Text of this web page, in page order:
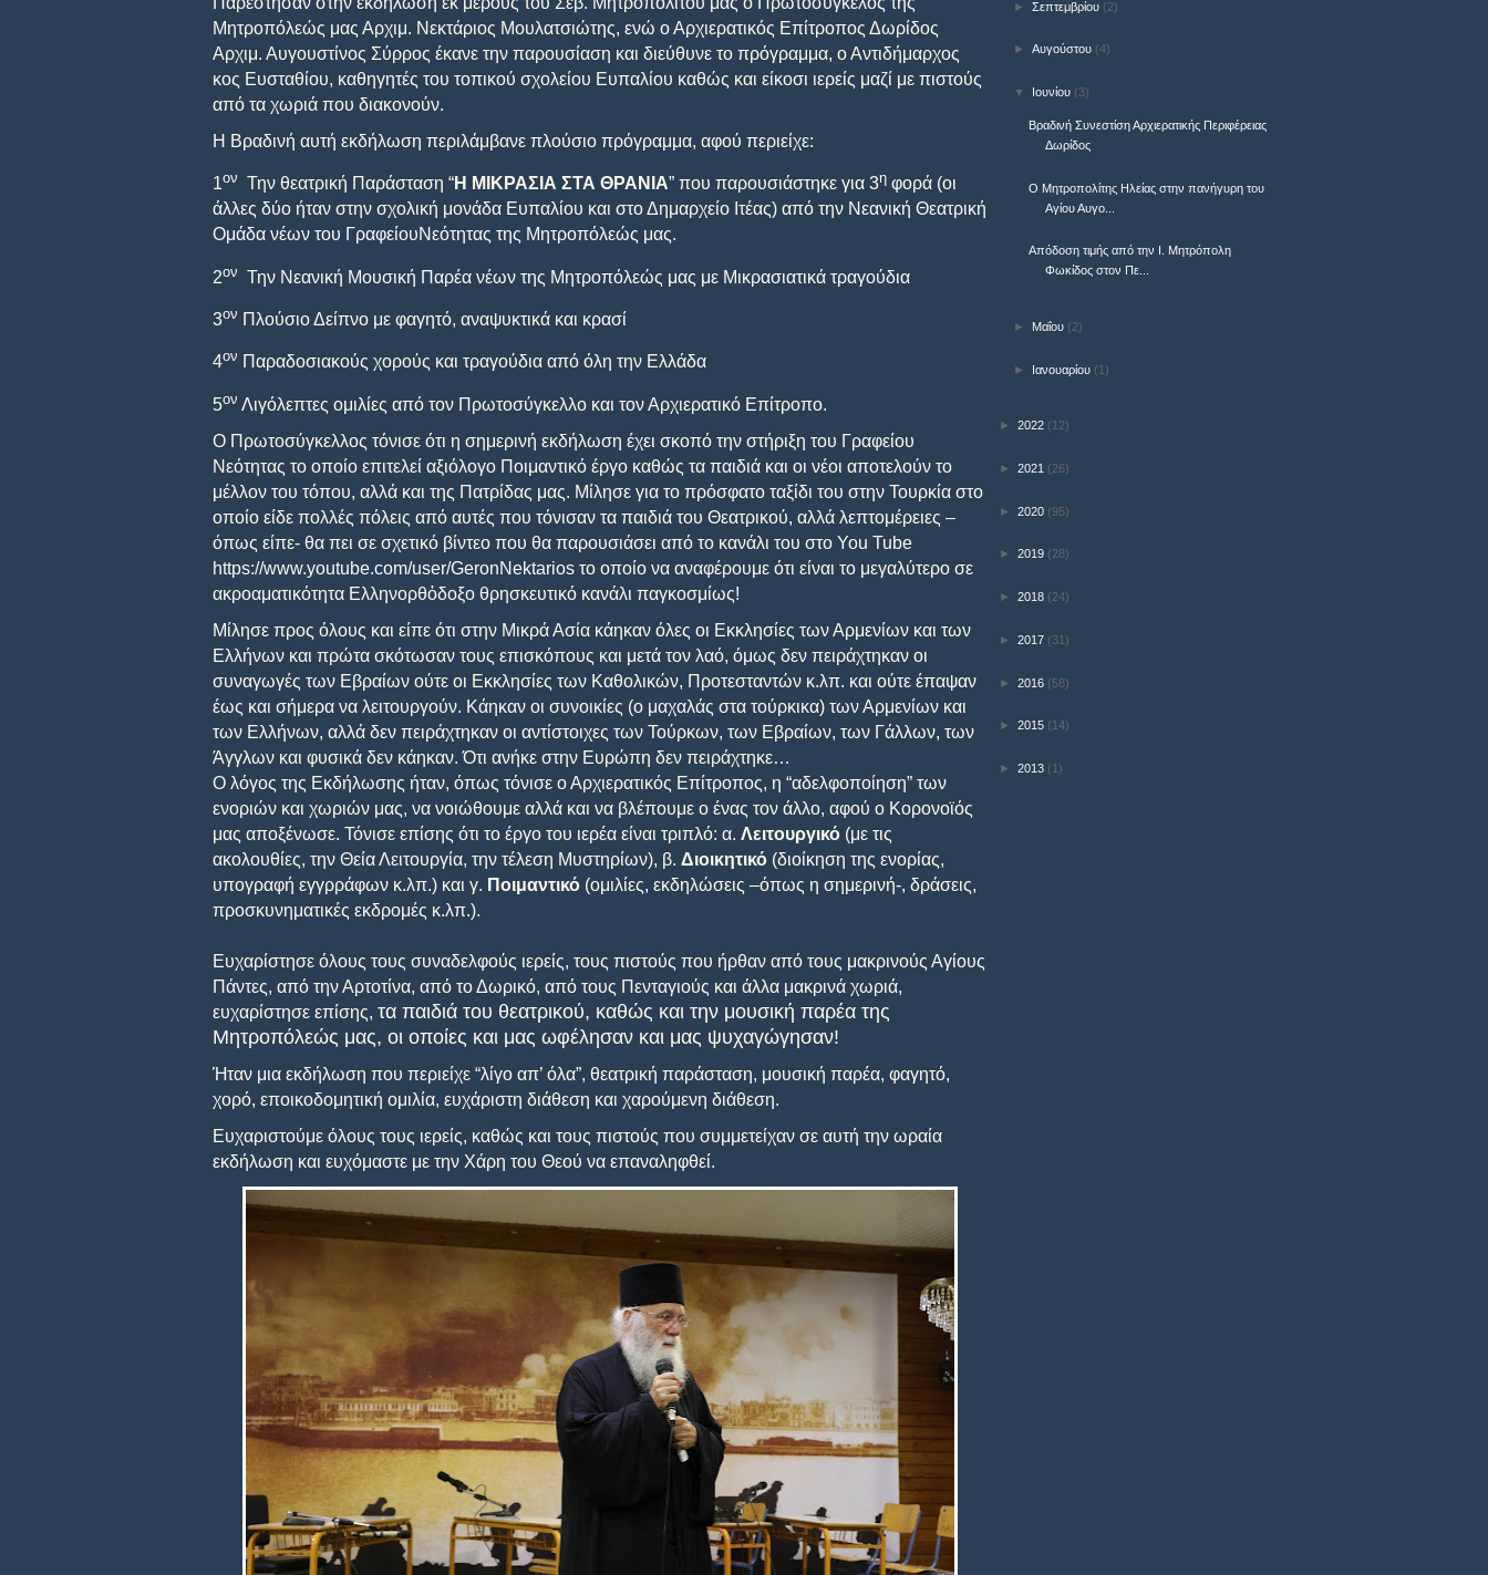
Μητροπόλεώς μας Αρχιμ. Νεκτάριος Μουλατσιώτης, ενώ ο Αρχιερατικός Επίτροπος Δωρίδος
Αρχιμ. Αυγουστίνος Σύρρος έκανε την παρουσίαση και διεύθυνε το πρόγραμμα, ο Αντιδήμαρχος
κος Ευσταθίου, καθηγητές του τοπικού σχολείου Ευπαλίου καθώς και είκοσι ιερείς μαζί με πιστούς
από τα χωριά που διακονούν.
Η Βραδινή αυτή εκδήλωση περιλάμβανε πλούσιο πρόγραμμα, αφού περιείχε:
1ον Την θεατρική Παράσταση “H ΜΙΚΡΑΣΙΑ ΣΤΑ ΘΡΑΝΙΑ” που παρουσιάστηκε για 3η φορά (οι
άλλες δύο ήταν στην σχολική μονάδα Ευπαλίου και στο Δημαρχείο Ιτέας) από την Νεανική Θεατρική
Ομάδα νέων του ΓραφείουΝεότητας της Μητροπόλεώς μας.
2ον Την Νεανική Μουσική Παρέα νέων της Μητροπόλεώς μας με Μικρασιατικά τραγούδια
3ον Πλούσιο Δείπνο με φαγητό, αναψυκτικά και κρασί
4ον Παραδοσιακούς χορούς και τραγούδια από όλη την Ελλάδα
5ον Λιγόλεπτες ομιλίες από τον Πρωτοσύγκελλο και τον Αρχιερατικό Επίτροπο.
Ο Πρωτοσύγκελλος τόνισε ότι η σημερινή εκδήλωση έχει σκοπό την στήριξη του Γραφείου
Νεότητας το οποίο επιτελεί αξιόλογο Ποιμαντικό έργο καθώς τα παιδιά και οι νέοι αποτελούν το
μέλλον του τόπου, αλλά και της Πατρίδας μας. Μίλησε για το πρόσφατο ταξίδι του στην Τουρκία στο
οποίο είδε πολλές πόλεις από αυτές που τόνισαν τα παιδιά του Θεατρικού, αλλά λεπτομέρειες –
όπως είπε- θα πει σε σχετικό βίντεο που θα παρουσιάσει από το κανάλι του στο You Tube
https://www.youtube.com/user/GeronNektarios το οποίο να αναφέρουμε ότι είναι το μεγαλύτερο σε
ακροαματικότητα Ελληνορθὀδοξο θρησκευτικό κανάλι παγκοσμίως!
Μίλησε προς όλους και είπε ότι στην Μικρά Ασία κάηκαν όλες οι Εκκλησίες των Αρμενίων και των
Ελλήνων και πρώτα σκότωσαν τους επισκόπους και μετά τον λαό, όμως δεν πειράχτηκαν οι
συναγωγές των Εβραίων ούτε οι Εκκλησίες των Καθολικών, Προτεσταντών κ.λπ. και ούτε έπαψαν
έως και σήμερα να λειτουργούν. Κάηκαν οι συνοικίες (ο μαχαλάς στα τούρκικα) των Αρμενίων και
των Ελλήνων, αλλά δεν πειράχτηκαν οι αντίστοιχες των Τούρκων, των Εβραίων, των Γάλλων, των
Άγγλων και φυσικά δεν κάηκαν. Ότι ανήκε στην Ευρώπη δεν πειράχτηκε…
Ο λόγος της Εκδήλωσης ήταν, όπως τόνισε ο Αρχιερατικός Επίτροπος, η “αδελφοποίηση” των
ενοριών και χωριών μας, να νοιώθουμε αλλά και να βλέπουμε ο ένας τον άλλο, αφού ο Κορονοϊός
μας αποξένωσε. Τόνισε επίσης ότι το έργο του ιερέα είναι τριπλό: α. Λειτουργικό (με τις
ακολουθίες, την Θεία Λειτουργία, την τέλεση Μυστηρίων), β. Διοικητικό (διοίκηση της ενορίας,
υπογραφή εγγρράφων κ.λπ.) και γ. Ποιμαντικό (ομιλίες, εκδηλώσεις –όπως η σημερινή-, δράσεις,
προσκυνηματικές εκδρομές κ.λπ.).
Ευχαρίστησε όλους τους συναδελφούς ιερείς, τους πιστούς που ήρθαν από τους μακρινούς Αγίους
Πάντες, από την Αρτοτίνα, από το Δωρικό, από τους Πενταγιούς και άλλα μακρινά χωριά,
ευχαρίστησε επίσης, τα παιδιά του θεατρικού, καθώς και την μουσική παρέα της
Μητροπόλεώς μας, οι οποίες και μας ωφέλησαν και μας ψυχαγώγησαν!
Ήταν μια εκδήλωση που περιείχε “λίγο απ’ όλα”, θεατρική παράσταση, μουσική παρέα, φαγητό,
χορό, εποικοδομητική ομιλία, ευχάριστη διάθεση και χαρούμενη διάθεση.
Ευχαριστούμε όλους τους ιερείς, καθώς και τους πιστούς που συμμετείχαν σε αυτή την ωραία
εκδήλωση και ευχόμαστε με την Χάρη του Θεού να επαναληφθεί.
►Σεπτεμβρίου (2)
►Αυγούστου (4)
▼ Ιουνίου (3)
Βραδινή Συνεστίση Αρχιερατικής Περιφέρειας
Δωρίδος
Ο Μητροπολίτης Ηλείας στην πανήγυρη του
Αγίου Αυγο...
Απόδοση τιμής από την Ι. Μητρόπολη
Φωκίδος στον Πε...
► Μαΐου (2)
► Ιανουαρίου (1)
► 2022 (12)
► 2021 (26)
► 2020 (95)
► 2019 (28)
► 2018 (24)
► 2017 (31)
► 2016 (58)
► 2015 (14)
► 2013 (1)